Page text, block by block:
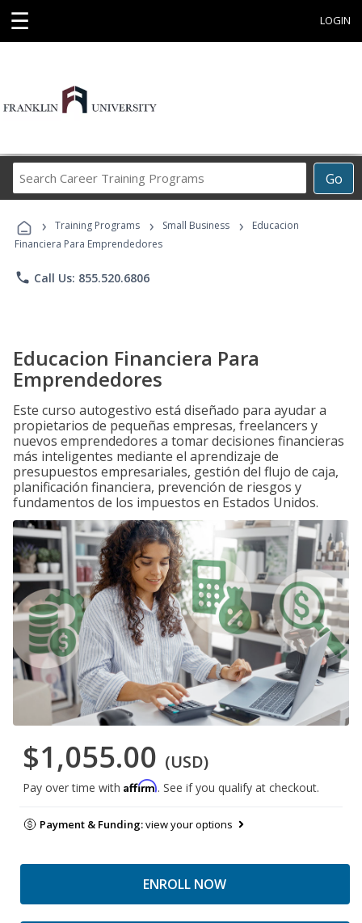
☰ LOGIN
Go
Career
Programs
› Training Programs › Small Business ›
Educacion
Financiera Para Emprendedores
phone Call Us: 855.520.6806
Educacion Financiera Para
Emprendedores
Este curso autogestivo está diseñado para ayudar a
propietarios de pequeñas empresas, freelancers y
nuevos emprendedores a tomar decisiones financieras
más inteligentes mediante el aprendizaje de
presupuestos empresariales, gestión del flujo de caja,
planificación financiera, prevención de riesgos y
fundamentos de los impuestos en Estados Unidos.
$1,055.00 (USD)
Pay over time with Affirm. See if you qualify at checkout.
Payment & Funding:view your options
ENROLL NOW